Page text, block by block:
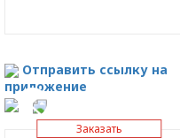
Отправить ссылку на
приложение
Заказать